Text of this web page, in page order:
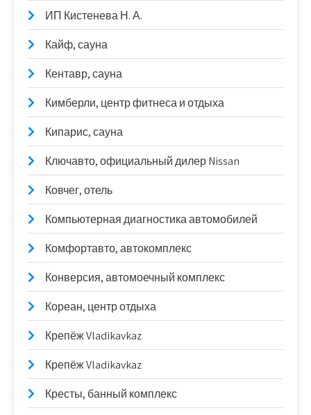
ИП Кистенева Н. А.
Кайф, сауна
Кентавр, сауна
Кимберли, центр фитнеса и отдыха
Кипарис, сауна
Ключавто, официальный дилер Nissan
Ковчег, отель
Компьютерная диагностика автомобилей
Комфортавто, автокомплекс
Конверсия, автомоечный комплекс
Кореан, центр отдыха
Крепёж Vladikavkaz
Крепёж Vladikavkaz
Кресты, банный комплекс